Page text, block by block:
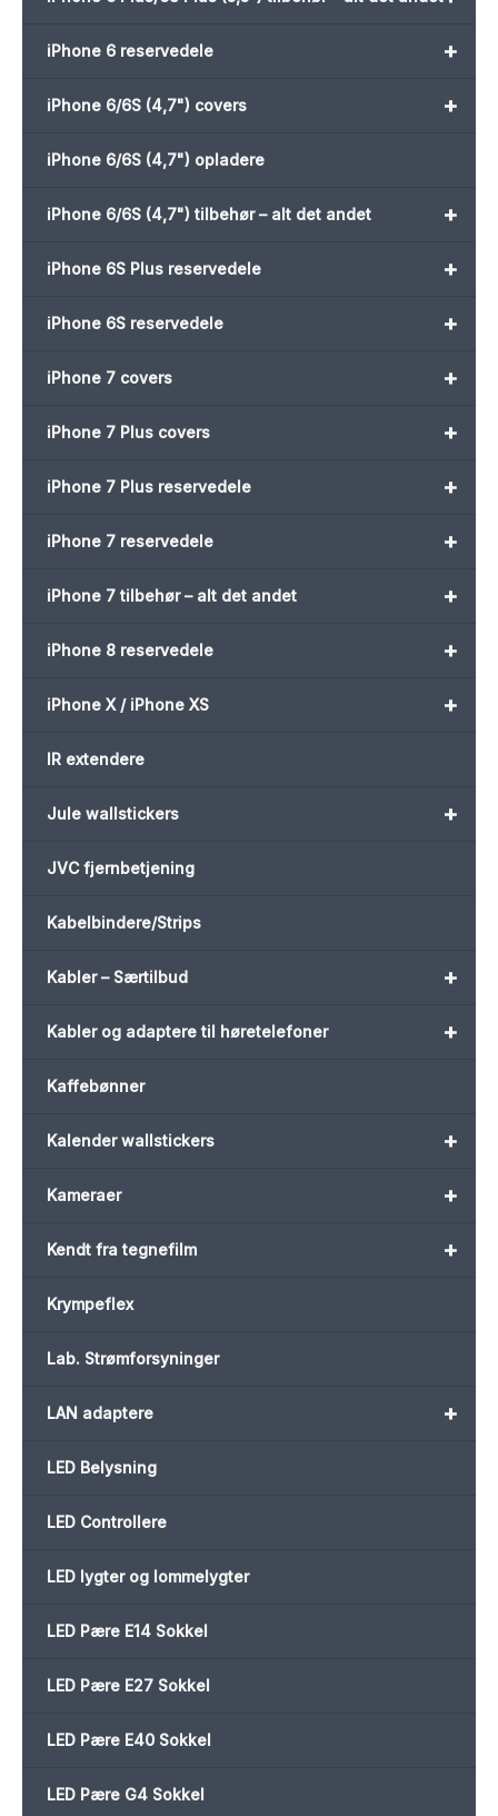
+
iPhone 6 reservedele
+
iPhone 6/6S (4,7") covers
iPhone 6/6S (4,7") opladere
+
iPhone 6/6S (4,7") tilbehør – alt det andet
+
iPhone 6S Plus reservedele
+
iPhone 6S reservedele
+
iPhone 7 covers
+
iPhone 7 Plus covers
+
iPhone 7 Plus reservedele
+
iPhone 7 reservedele
+
iPhone 7 tilbehør – alt det andet
+
iPhone 8 reservedele
+
iPhone X / iPhone XS
IR extendere
+
Jule wallstickers
JVC fjernbetjening
Kabelbindere/Strips
+
Kabler – Særtilbud
+
Kabler og adaptere til høretelefoner
Kaffebønner
+
Kalender wallstickers
+
Kameraer
+
Kendt fra tegnefilm
Krympeflex
Lab. Strømforsyninger
+
LAN adaptere
LED Belysning
LED Controllere
LED lygter og lommelygter
LED Pære E14 Sokkel
LED Pære E27 Sokkel
LED Pære E40 Sokkel
LED Pære G4 Sokkel